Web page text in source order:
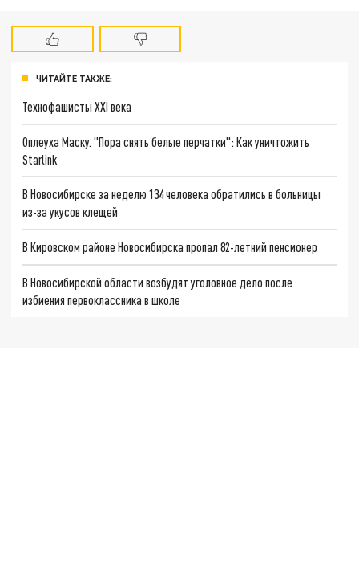
ЧИТАЙТЕ ТАКЖЕ:
Технофашисты XXI века
Оплеуха Маску. "Пора снять белые перчатки": Как уничтожить
Starlink
В Новосибирске за неделю 134 человека обратились в больницы
из-за укусов клещей
В Кировском районе Новосибирска пропал 82-летний пенсионер
В Новосибирской области возбудят уголовное дело после
избиения первоклассника в школе